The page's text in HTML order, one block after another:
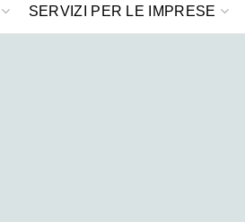
SERVIZI PER LE IMPRESE